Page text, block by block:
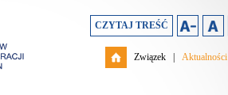
CZYTAJ TREŚĆ
Związek Aktualności